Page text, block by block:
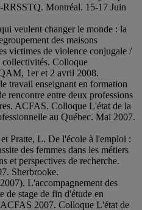
Montréal. 15-17 Juin
veulent changer le monde : la
des maisons
victimes de violence conjugale /
Colloque
1er et 2 avril 2008.
travail enseignant en formation
rencontre entre deux professions
ACFAS. Colloque L'état de la
au Québec. Mai 2007.
Pratte, L. De l'école à l'emploi :
des femmes dans les métiers
et perspectives de recherche.
Sherbrooke.
L'accompagnement des
de stage de fin d'étude en
2007. Colloque L'état de